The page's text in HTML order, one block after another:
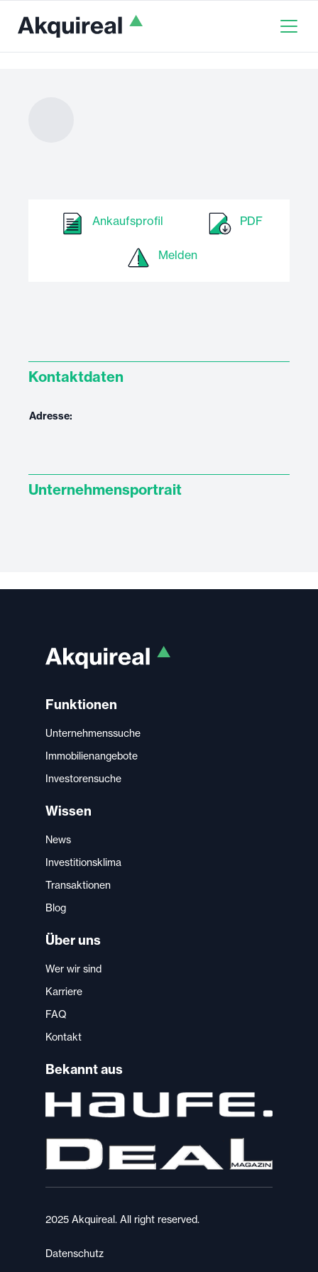
Ankaufsprofil PDF
Melden
Kontaktdaten
Adresse:
Unternehmensportrait
Funktionen
Unternehmenssuche
Immobilienangebote
Investorensuche
Wissen
News
Investitionsklima
Transaktionen
Blog
Über uns
Wer wir sind
Karriere
FAQ
Kontakt
Bekannt aus
2025 Akquireal. All right reserved.
Datenschutz